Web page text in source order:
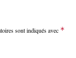
sont indiqués avec *